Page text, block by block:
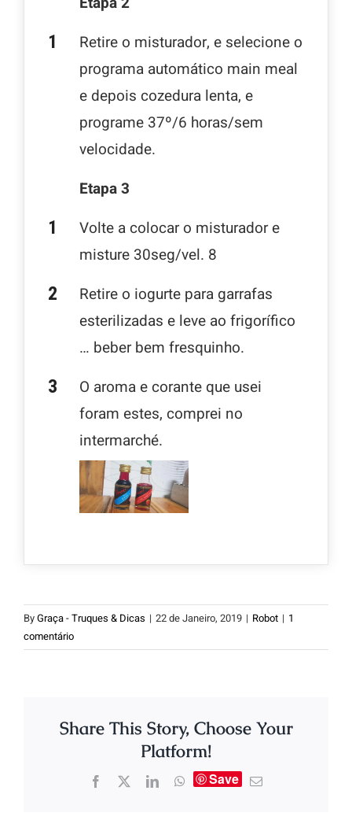
Retire o misturador, e selecione o
programa automático main meal
e depois cozedura lenta, e
programe 37º/6 horas/sem
velocidade.
Etapa 3
Volte a colocar o misturador e
misture 30seg/vel. 8
Retire o iogurte para garrafas
esterilizadas e leve ao frigorífico
… beber bem fresquinho.
O aroma e corante que usei
foram estes, comprei no
intermarché.
ByGraça - Truques & Dicas | 22 de Janeiro, 2019 | Robot | 1
comentário
Share This Story, Choose Your
Platform!
Save